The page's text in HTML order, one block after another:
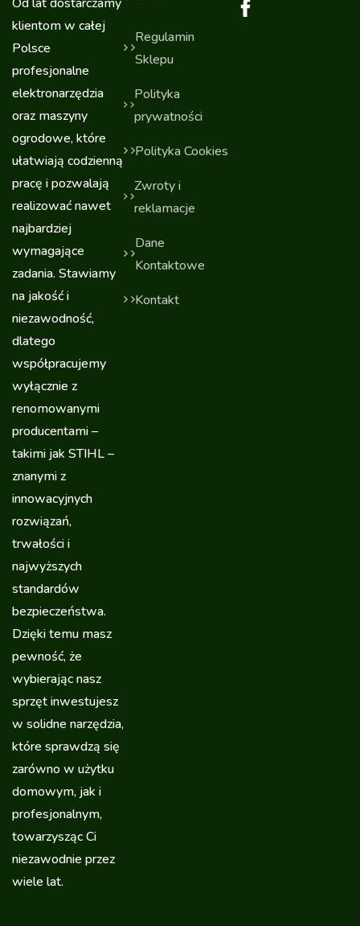
klientom w całej
Polsce
profesjonalne
elektronarzędzia
oraz maszyny
ogrodowe, które
ułatwiają codzienną
pracę i pozwalają
realizować nawet
najbardziej
wymagające
zadania. Stawiamy
na jakość i
niezawodność,
dlatego
współpracujemy
wyłącznie z
renomowanymi
producentami –
takimi jak STIHL –
znanymi z
innowacyjnych
rozwiązań,
trwałości i
najwyższych
standardów
bezpieczeństwa.
Dzięki temu masz
pewność, że
wybierając nasz
sprzęt inwestujesz
w solidne narzędzia,
które sprawdzą się
zarówno w użytku
domowym, jak i
profesjonalnym,
towarzysząc Ci
niezawodnie przez
wiele lat.
Regulamin
Sklepu
Polityka
prywatności
Polityka Cookies
Zwroty i
reklamacje
Dane
Kontaktowe
Kontakt